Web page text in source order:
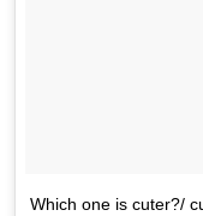
Which one is cuter?/